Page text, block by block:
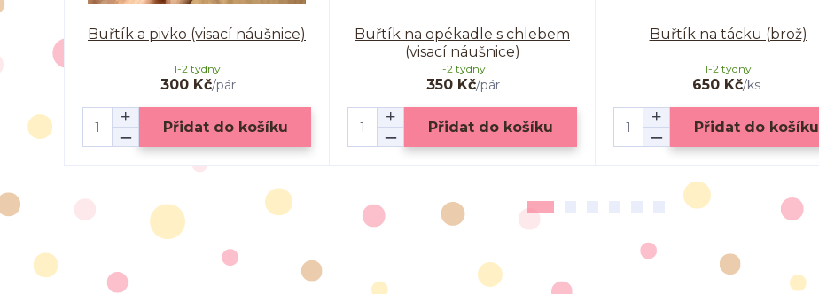
Buřtík a pivko (visací náušnice)
300 Kč/pár
1-2 týdny
Přidat do košíku
Buřtík na opékadle s chlebem
(visací náušnice)
350 Kč/pár
1-2 týdny
Přidat do košíku
Buřtík na tácku (brož)
650 Kč/ks
1-2 týdny
Přidat do košíku